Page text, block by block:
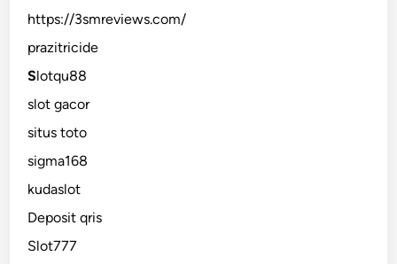
https://3smreviews.com/
prazitricide
Slotqu88
slot gacor
situs toto
sigma168
kudaslot
Deposit qris
Slot777